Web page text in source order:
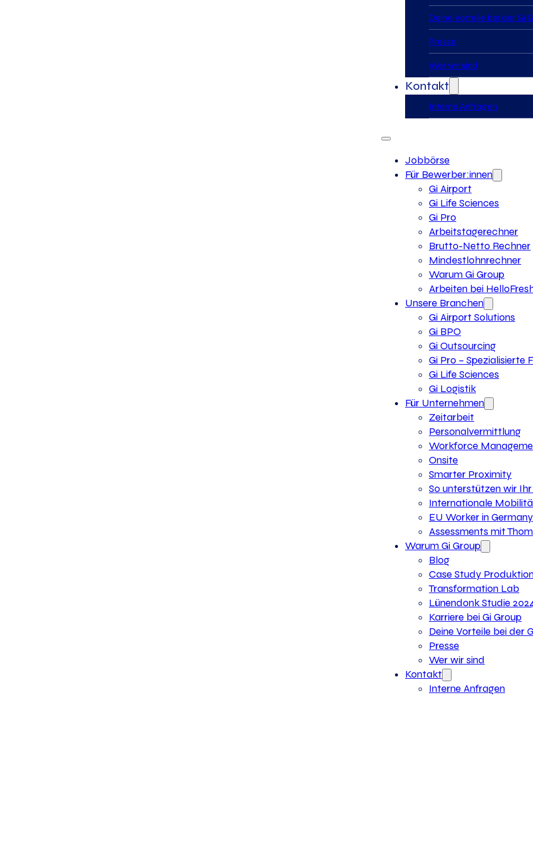
Deine Vorteile bei der Gi
Presse
Wer wir sind
Kontakt
Interne Anfragen
Jobbörse
Für Bewerber:innen
Gi Airport
Gi Life Sciences
Gi Pro
Arbeitstagerechner
Brutto-Netto Rechner
Mindestlohnrechner
Warum Gi Group
Arbeiten bei
Unsere Branchen
Gi Airport Solutions
Gi BPO
Gi Outsourcing
Gi Pro – Spezialisierte
Gi Life Sciences
Gi Logistik
Für Unternehmen
Zeitarbeit
Personalvermittlung
Workforce
Onsite
Smarter Proximity
So unterstützen wir
Internationale
EU Worker in Germany
Assessments mit
Warum Gi Group
Blog
Case Study
Transformation Lab
Lünendonk Studie
Karriere bei Gi Group
Deine Vorteile bei der
Presse
Wer wir sind
Kontakt
Interne Anfragen